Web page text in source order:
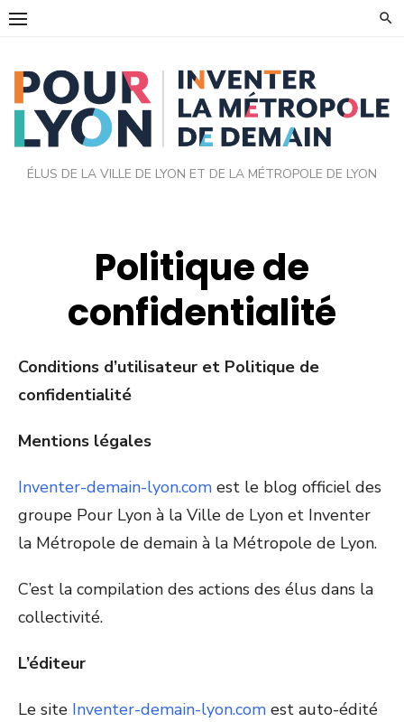
Skip
ÉLUS DE LA VILLE DE LYON ET DE LA MÉTROPOLE DE LYON
Politique de
confidentialité
Conditions d’utilisateur et Politique de
confidentialité
Mentions légales
Inventer-demain-lyon.com est le blog officiel des
groupe Pour Lyon à la Ville de Lyon et Inventer
la Métropole de demain à la Métropole de Lyon.
C’est la compilation des actions des élus dans la
collectivité.
L’éditeur
Le site Inventer-demain-lyon.com est auto-édité